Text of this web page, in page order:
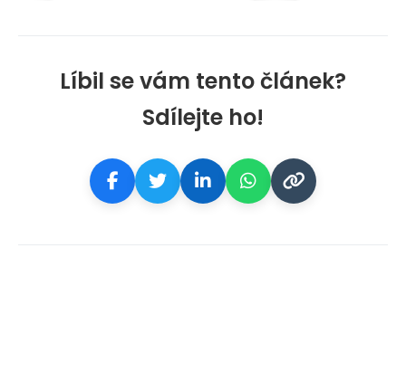
Líbil se vám tento článek?
Sdílejte ho!